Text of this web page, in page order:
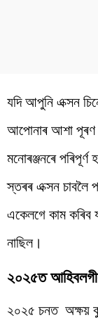
যদি আপুনি এক্সন
আপোনাৰ আশা পূৰণ
মনোৰঞ্জনৰে
স্তৰৰ এক্সন চাবলৈ
একেলগে কাম কৰিব
নাছিল।
২০২৫ত
২০২৫ চনত অক্ষয়